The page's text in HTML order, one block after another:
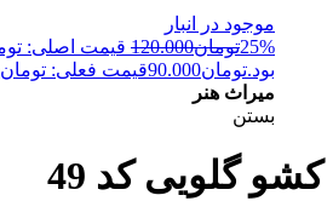
موجود در انبار
25%تومان120.000
بود.تومان90.000قیمت فعلی: تومان90.000.
میراث هنر
بستن
کشو گلویی کد 49